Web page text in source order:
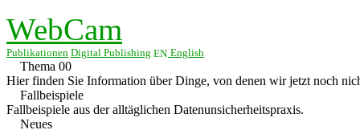
WebCam
Publikationen Digital Publishing English
Thema 00
Hier finden Sie Information über Dinge, von denen wir jetzt noch
Fallbeispiele
Fallbeispiele aus der alltäglichen Datenunsicherheitspraxis.
Neues